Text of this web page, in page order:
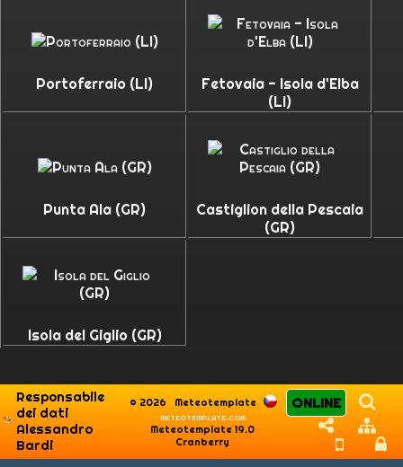
Portoferraio (LI)
Fetovaia - Isola d'Elba
(LI)
Punta Ala (GR)
Castiglion della Pescaia
(GR)
Isola del Giglio (GR)
Responsabile
dei dati
Alessandro
Bardi
© 2026
Meteotemplate
meteotemplate.com
Meteotemplate 19.0
Cranberry
ONLINE